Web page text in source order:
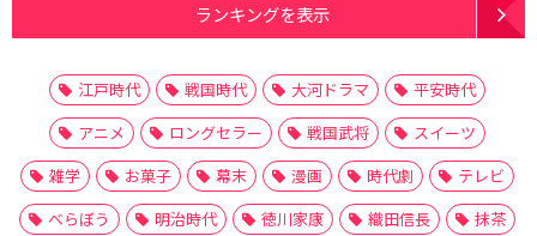
ランキングを表示
江戸時代 戦国時代 大河ドラマ
平安時代
アニメ
ロングセラー 戦国武将
スイーツ
雑学
お菓子 幕末 漫画 時代劇
テレビ
べらぼう
明治時代 徳川家康 織田信長
抹茶